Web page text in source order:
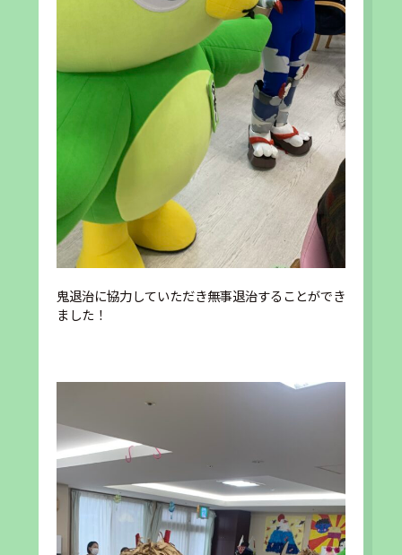
鬼退治に協力していただき無事退治することができ
ました！